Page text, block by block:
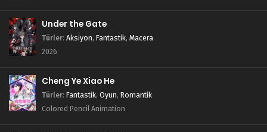
Under the Gate
Türler: Aksiyon, Fantastik, Macera
2026
Cheng Ye Xiao He
Türler: Fantastik, Oyun, Romantik
Colored Pencil Animation